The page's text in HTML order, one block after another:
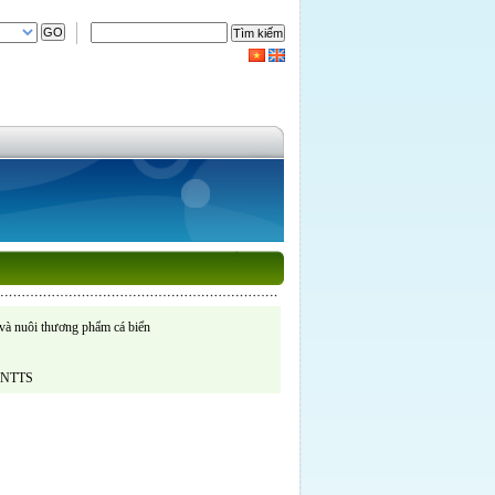
nuôi thương phẩm cá biển